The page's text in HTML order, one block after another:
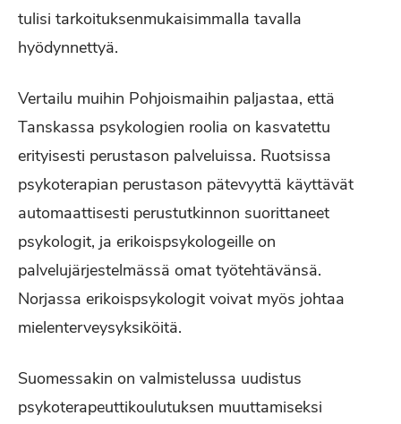
tulisi tarkoituksenmukaisimmalla tavalla
hyödynnettyä.
Vertailu muihin Pohjoismaihin paljastaa, että
Tanskassa psykologien roolia on kasvatettu
erityisesti perustason palveluissa. Ruotsissa
psykoterapian perustason pätevyyttä käyttävät
automaattisesti perustutkinnon suorittaneet
psykologit, ja erikoispsykologeille on
palvelujärjestelmässä omat työtehtävänsä.
Norjassa erikoispsykologit voivat myös johtaa
mielenterveysyksiköitä.
Suomessakin on valmistelussa uudistus
psykoterapeuttikoulutuksen muuttamiseksi